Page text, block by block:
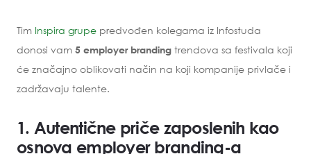
Tim Inspira grupe predvođen kolegama iz Infostuda
donosi vam 5 employer branding trendova sa festivala koji
će značajno oblikovati način na koji kompanije privlače i
zadržavaju talente.
1. Autentične priče zaposlenih kao
osnova employer branding-a